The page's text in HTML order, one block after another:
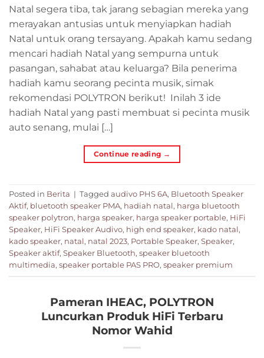
Natal segera tiba, tak jarang sebagian mereka yang
merayakan antusias untuk menyiapkan hadiah
Natal untuk orang tersayang. Apakah kamu sedang
mencari hadiah Natal yang sempurna untuk
pasangan, sahabat atau keluarga? Bila penerima
hadiah kamu seorang pecinta musik, simak
rekomendasi POLYTRON berikut! Inilah 3 ide
hadiah Natal yang pasti membuat si pecinta musik
auto senang, mulai […]
Continue reading →
Posted in Berita | Tagged audivo PHS 6A, Bluetooth Speaker
Aktif, bluetooth speaker PMA, hadiah natal, harga bluetooth
speaker polytron, harga speaker, harga speaker portable, HiFi
Speaker, HiFi Speaker Audivo, high end speaker, kado natal,
kado speaker, natal, natal 2023, Portable Speaker, Speaker,
Speaker aktif, Speaker Bluetooth, speaker bluetooth
multimedia, speaker portable PAS PRO, speaker premium
Pameran IHEAC, POLYTRON
Luncurkan Produk HiFi Terbaru
Nomor Wahid